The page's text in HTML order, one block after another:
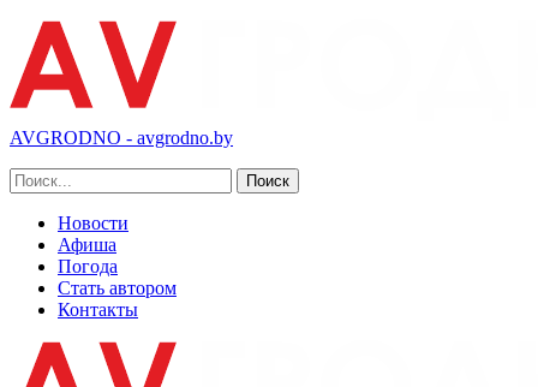
AVGRODNO - avgrodno.by
Новости
Афиша
Погода
Стать автором
Контакты